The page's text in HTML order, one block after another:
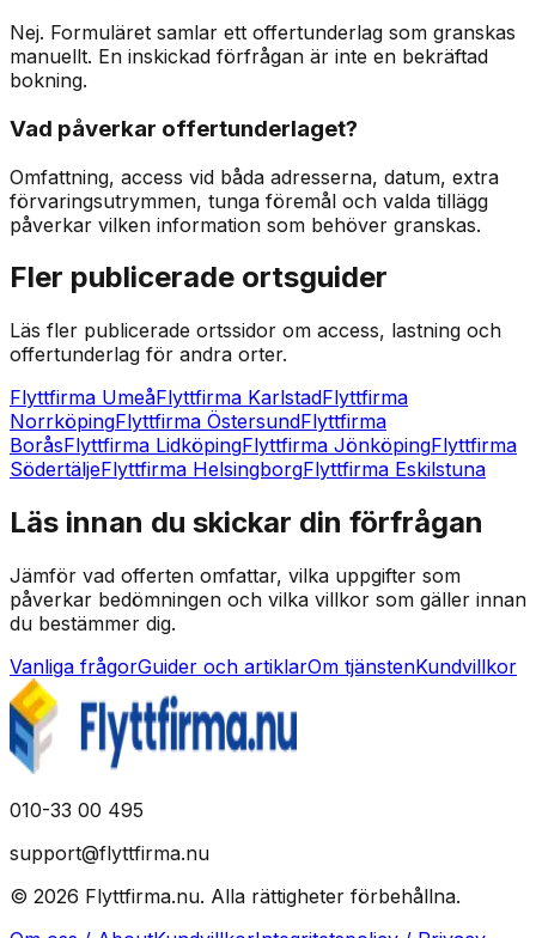
Nej. Formuläret samlar ett offertunderlag som granskas
manuellt. En inskickad förfrågan är inte en bekräftad
bokning.
Vad påverkar offertunderlaget?
Omfattning, access vid båda adresserna, datum, extra
förvaringsutrymmen, tunga föremål och valda tillägg
påverkar vilken information som behöver granskas.
Fler publicerade ortsguider
Läs fler publicerade ortssidor om access, lastning och
offertunderlag för andra orter.
Flyttfirma UmeåFlyttfirma KarlstadFlyttfirma
NorrköpingFlyttfirma ÖstersundFlyttfirma
BoråsFlyttfirma LidköpingFlyttfirma JönköpingFlyttfirma
SödertäljeFlyttfirma HelsingborgFlyttfirma Eskilstuna
Läs innan du skickar din förfrågan
Jämför vad offerten omfattar, vilka uppgifter som
påverkar bedömningen och vilka villkor som gäller innan
du bestämmer dig.
Vanliga frågorGuider och artiklarOm tjänstenKundvillkor
010-33 00 495
support@flyttfirma.nu
© 2026 Flyttfirma.nu. Alla rättigheter förbehållna.